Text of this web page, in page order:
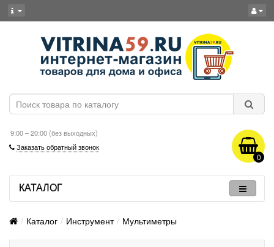
9:00 – 20:00 (без выходных)
Заказать обратный звонок
0
КАТАЛОГ
Каталог Инструмент Мультиметры